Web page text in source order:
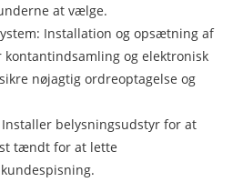
at vælge.
Installation og opsætning af
kontantindsamling og elektronisk
nøjagtig ordreoptagelse og
belysningsudstyr for at
tændt for at lette